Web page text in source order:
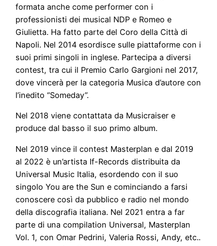
formata anche come performer con i
professionisti dei musical NDP e Romeo e
Giulietta. Ha fatto parte del Coro della Città di
Napoli. Nel 2014 esordisce sulle piattaforme con i
suoi primi singoli in inglese. Partecipa a diversi
contest, tra cui il Premio Carlo Gargioni nel 2017,
dove vincerà per la categoria Musica d’autore con
l’inedito “Someday”.
Nel 2018 viene contattata da Musicraiser e
produce dal basso il suo primo album.
Nel 2019 vince il contest Masterplan e dal 2019
al 2022 è un’artista If-Records distribuita da
Universal Music Italia, esordendo con il suo
singolo You are the Sun e cominciando a farsi
conoscere così da pubblico e radio nel mondo
della discografia italiana. Nel 2021 entra a far
parte di una compilation Universal, Masterplan
Vol. 1, con Omar Pedrini, Valeria Rossi, Andy, etc..